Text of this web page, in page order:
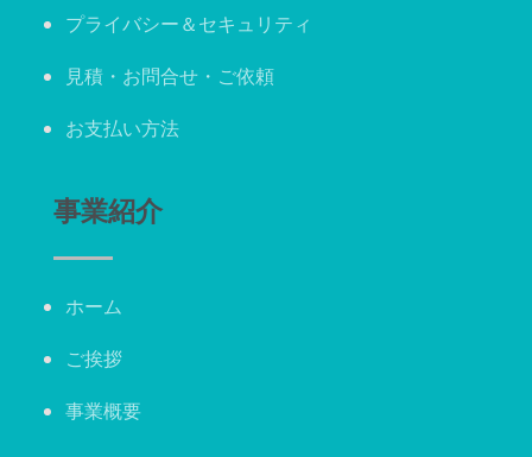
プライバシー＆セキュリティ
見積・お問合せ・ご依頼
お支払い方法
事業紹介
ホーム
ご挨拶
事業概要